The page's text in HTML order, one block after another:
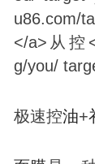
极速控油+